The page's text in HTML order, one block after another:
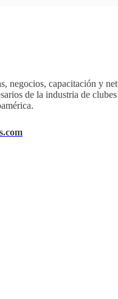
negocios, capacitación y
de la industria de